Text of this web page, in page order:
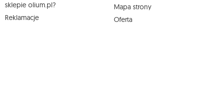
sklepie olium.pl?
Reklamacje
Mapa strony
Oferta